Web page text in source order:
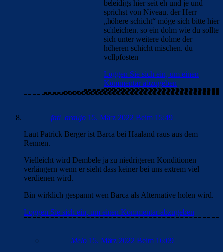
beleidigs hier seit eh und je und
sprichst von Niveau. der Herr
„höhere schicht“ möge sich bitte hier
schleichen. so ein dolm wie du sollte
sich unter weitere dolme der
höheren schicht mischen. du
vollpfosten
Loggen Sie sich ein, um einen
Kommentar abzugeben
fati_araujo 15. März 2022 Beim 15:49
Laut Patrick Berger ist Barca bei Haaland raus aus dem
Rennen.
Vielleicht wird Dembele ja zu niedrigeren Konditionen
verlängern wenn er sieht dass keiner bei uns extrem viel
verdienen wird.
Bin wirklich gespannt wen Barca als Alternative holen wird.
Loggen Sie sich ein, um einen Kommentar abzugeben
Melo 15. März 2022 Beim 16:09